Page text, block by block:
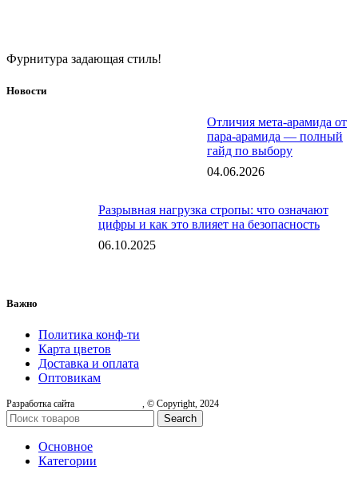
Фурнитура задающая стиль!
Новости
Отличия мета-арамида от
пара-арамида — полный
гайд по выбору
04.06.2026
Разрывная нагрузка стропы: что означают
цифры и как это влияет на безопасность
06.10.2025
Важно
Политика конф-ти
Карта цветов
Доставка и оплата
Оптовикам
Разработка сайта , © Copyright, 2024
Search
Основное
Категории